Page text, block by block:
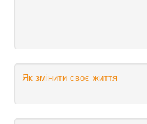
Як змінити своє життя